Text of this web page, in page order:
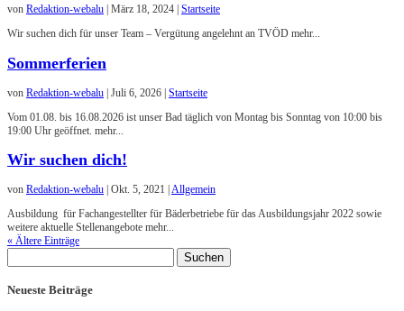
von Redaktion-webalu | März 18, 2024 | Startseite
Wir suchen dich für unser Team – Vergütung angelehnt an TVÖD mehr...
Sommerferien
von Redaktion-webalu | Juli 6, 2026 | Startseite
Vom 01.08. bis 16.08.2026 ist unser Bad täglich von Montag bis Sonntag von 10:00 bis
19:00 Uhr geöffnet. mehr...
Wir suchen dich!
von Redaktion-webalu Okt. 5, 2021 Allgemein
Ausbildung für Fachangestellter für Bäderbetriebe für das Ausbildungsjahr 2022 sowie
weitere aktuelle Stellenangebote mehr...
« Ältere Einträge
nach:
Neueste Beiträge